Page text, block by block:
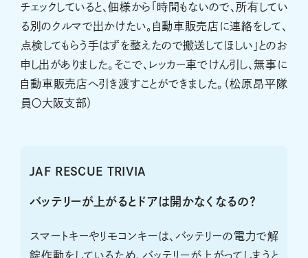
チェックしていると、佃様から「時間もないので、所有してい
る別のクルマで出かけたい。自動車販売店に連絡をして、
点検してもらう手はずを整えたので搬送してほしい」とのお
申し出がありました。そこで、レッカー車でけん引し、無事に
自動車販売店へ引き渡すことができました。（松原昂平隊
員〇大阪支部）
JAF RESCUE TRIVIA
バッテリーが上がるとドアは開かなくなるの？
スマートキーやリモコンキーは、バッテリーの電力で解
錠作動をしているため、バッテリーが上がってしまうと